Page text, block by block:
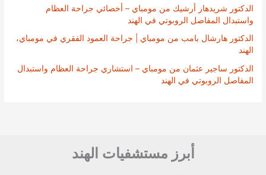
الدكتور شريدهار أرشيك من مومباي – أخصائي جراحة العظام
واستبدال المفاصل الروبوتي في الهند
الدكتور هارشال بامب من مومباي | جراحة العمود الفقري في مومباي،
الهند
الدكتور ساجير عثمان من مومباي – استشاري جراحة العظام واستبدال
المفاصل الروبوتي في الهند
أبرز مستشفيات الهند